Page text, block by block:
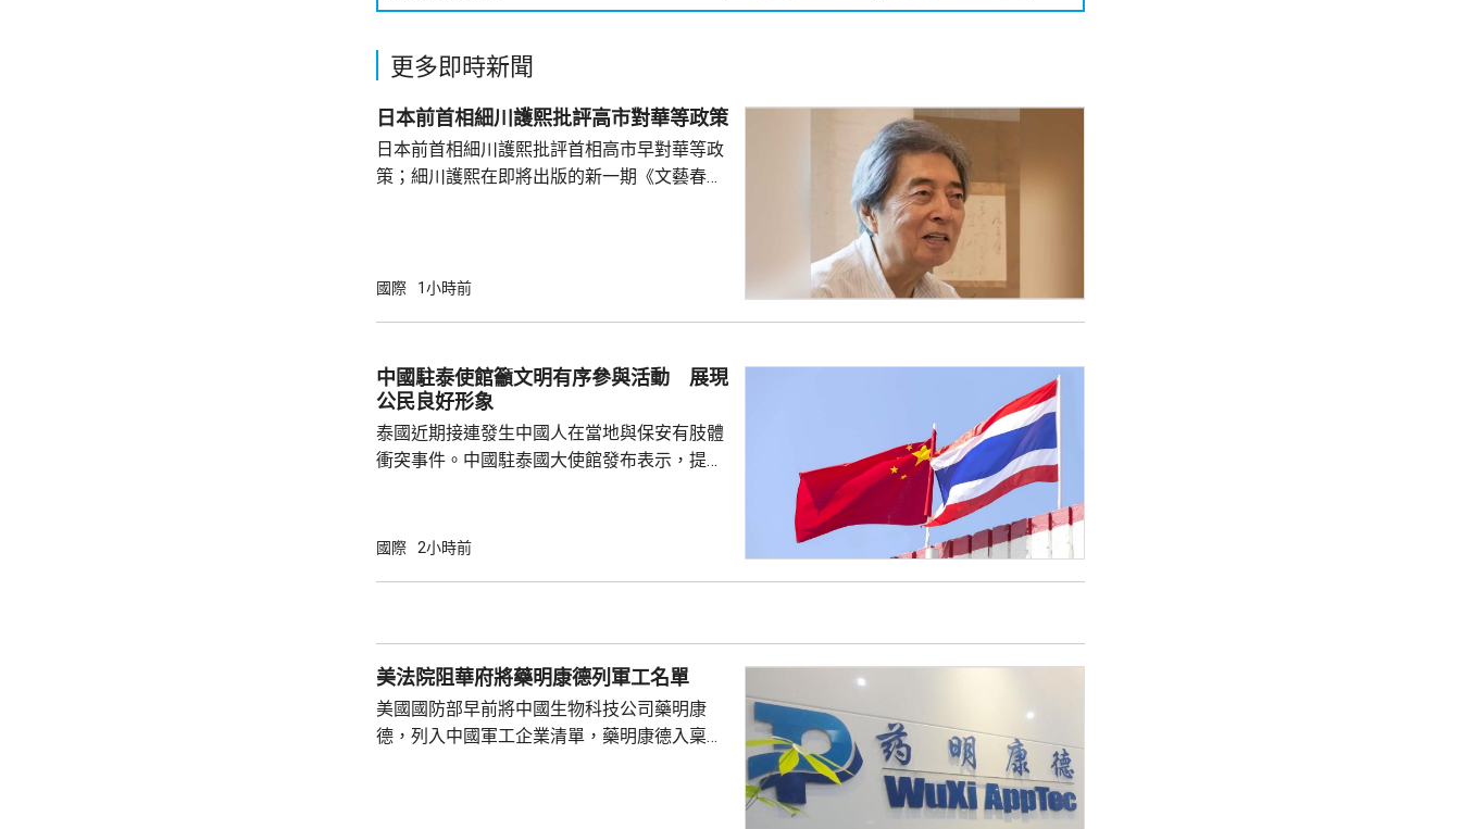
更多即時新聞
日本前首相細川護熙批評高市對華等政策
日本前首相細川護熙批評首相高市早對華等政
策；細川護熙在即將出版的新一期《文藝春
施，打破僵局，難免被批評是不負責任。他認
方面，看不出有什麼戰略。 對於上月國會通過
修改後的新版《皇室典範》，細川批評是執...
國際 1小時前
中國駐泰使館籲文明有序參與活動 展現
公民良好形象
泰國近期接連發生中國人在當地與保安有肢體
衝突事件。中國駐泰國大使館發布表示，提醒
定，文明旅遊、禮貌待人，展現中國公民良好
場、拍攝、攜帶物品等要求，如發生糾紛或合
法權益受到侵害，應保持冷靜，依法理性維...
國際 2小時前
美法院阻華府將藥明康德列軍工名單
美國國防部早前將中國生物科技公司藥明康
德，列入中國軍工企業清單，藥明康德入稟法